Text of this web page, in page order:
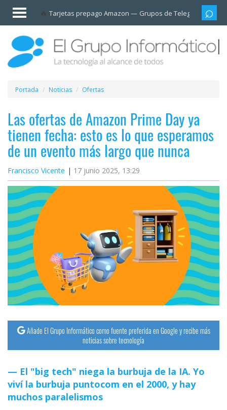
Tarjetas prepago Amazon Grupos de Telegram
Invitado
Iniciar
sesión /
Registrarse
Esenciales
Móviles
Ofertas
Apps
Redes
sociales
Plataformas
streaming
Operadores
Trucos
y
Tutoriales
Ciberseguridad
Sistemas
operativos
Portada Noticias Ofertas
Las ofertas de Amazon Prime Day ya
tienen fecha: esto es lo que esperamos
de un evento más largo que nunca
Francisco Vicente 17 junio 2025, 13:29
Añade El Grupo Informático como fuente preferida en Google y recibe más
noticias sobre tecnología
El "big tech" niega la burbuja de la IA. Yo
viví la burbuja puntocom en el 2000, y hay
muchos paralelismos